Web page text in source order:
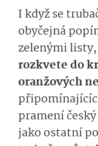
I když se
obyčejná
zelenými
rozkvete do
oranžových
pramení
jako ostatní